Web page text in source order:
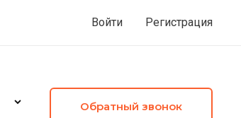
Войти Регистрация
Обратный звонок